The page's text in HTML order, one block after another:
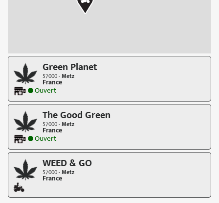
Green Planet
57000 -Metz
France
Ouvert
The Good Green
57000 -Metz
France
Ouvert
WEED & GO
57000 -Metz
France